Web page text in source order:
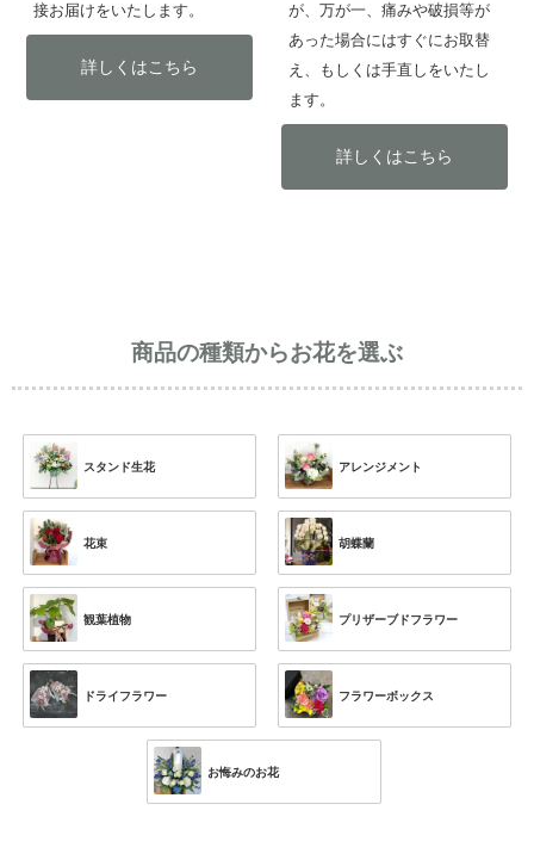
接お届けをいたします。
詳しくはこちら
が、万が一、痛みや破損等が
あった場合にはすぐにお取替
え、もしくは手直しをいたし
ます。
詳しくはこちら
商品の種類からお花を選ぶ
スタンド生花 アレンジメント
花束 胡蝶蘭
観葉植物 プリザーブドフラワー
ドライフラワー フラワーボックス
お悔みのお花